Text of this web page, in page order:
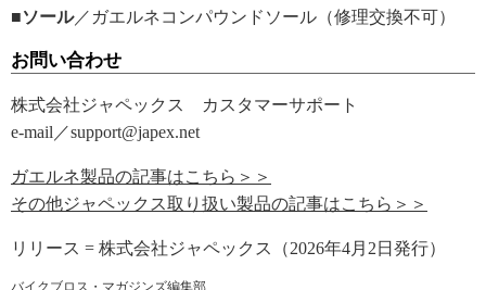
■ソール／ガエルネコンパウンドソール（修理交換不可）
お問い合わせ
株式会社ジャペックス カスタマーサポート
e-mail／support@japex.net
ガエルネ製品の記事はこちら＞＞
その他ジャペックス取り扱い製品の記事はこちら＞＞
リリース = 株式会社ジャペックス（2026年4月2日発行）
バイクブロス・マガジンズ編集部